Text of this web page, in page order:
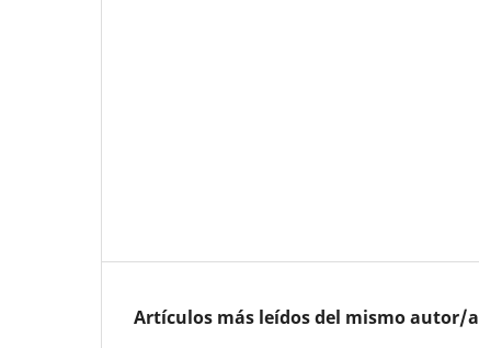
Artículos más leídos del mismo autor/a